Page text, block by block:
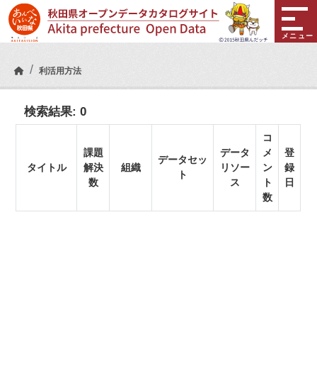
Skip to main content
メニュー
利活用方法
検索結果:0
タイトル
課題
解決
数
組織
データセッ
ト
データ
リソー
ス
コ
メ
ン
ト
数
登
録
日